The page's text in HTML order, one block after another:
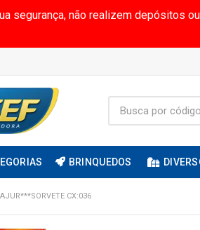
segurança, não realizem depósitos
BRINQUEDOS
CX:036